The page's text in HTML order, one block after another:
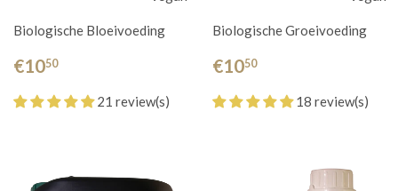
Biologische Bloeivoeding
€1050
21 review(s)
Biologische Groeivoeding
€1050
18 review(s)